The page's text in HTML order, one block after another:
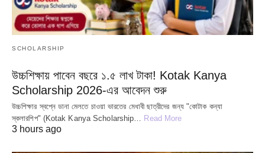
SCHOLARSHIP
উচ্চশিক্ষায় পাবেন বছরে ১.৫ লাখ টাকা! Kotak Kanya
Scholarship 2026-এর আবেদন শুরু
উচ্চশিক্ষার স্বপ্নে ডানা মেলতে চাওয়া ভারতের মেধাবী ছাত্রীদের জন্য "কোটাক কন্যা
স্কলারশিপ" (Kotak Kanya Scholarship…
Read More
3 hours ago